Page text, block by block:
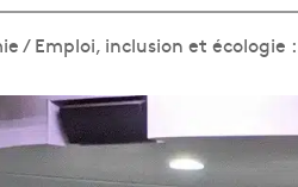
/Emploi, inclusion et écologie